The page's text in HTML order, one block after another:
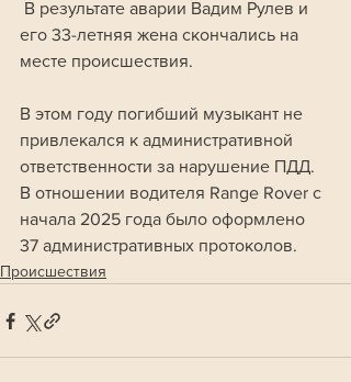
его 33-летняя жена скончались на
месте происшествия.
В этом году погибший музыкант не
привлекался к административной
ответственности за нарушение ПДД.
В отношении водителя Range Rover с
начала 2025 года было оформлено
37 административных протоколов.
Происшествия